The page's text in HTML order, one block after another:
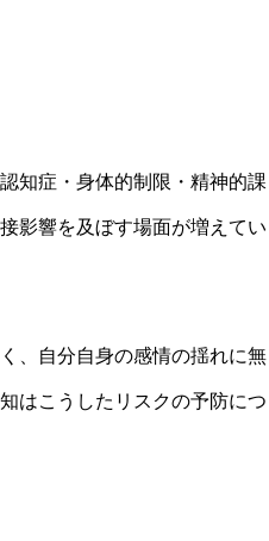
知症・身体的制限・精神的課
影響を及ぼす場面が増えてい
、自分自身の感情の揺れに無
はこうしたリスクの予防につ